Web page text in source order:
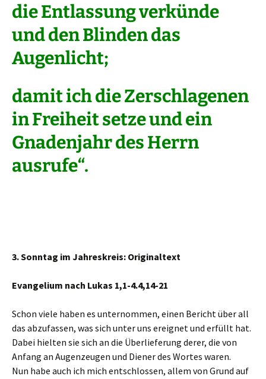
die Entlassung verkünde
und den Blinden das
Augenlicht;
damit ich die Zerschlagenen
in Freiheit setze und ein
Gnadenjahr des Herrn
ausrufe“.
3. Sonntag im Jahreskreis: Originaltext
Evangelium nach Lukas 1,1-4.4,14-21
Schon viele haben es unternommen, einen Bericht über all
das abzufassen, was sich unter uns ereignet und erfüllt hat.
Dabei hielten sie sich an die Überlieferung derer, die von
Anfang an Augenzeugen und Diener des Wortes waren.
Nun habe auch ich mich entschlossen, allem von Grund auf